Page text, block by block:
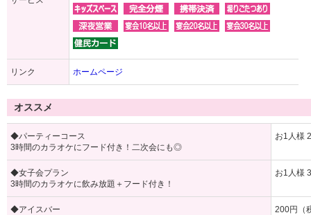
リンク ホームページ
オススメ
◆パーティーコース
3時間のカラオケにフード付き！二次会にも◎
お1人様
◆女子会プラン
3時間のカラオケに飲み放題＋フード付き！
お1人様
◆アイスバー 200円（